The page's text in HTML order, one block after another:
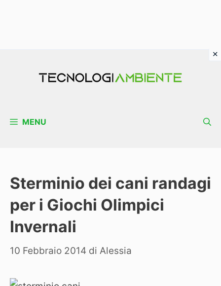
MENU
Sterminio dei cani randagi
per i Giochi Olimpici
Invernali
10 Febbraio 2014 di Alessia